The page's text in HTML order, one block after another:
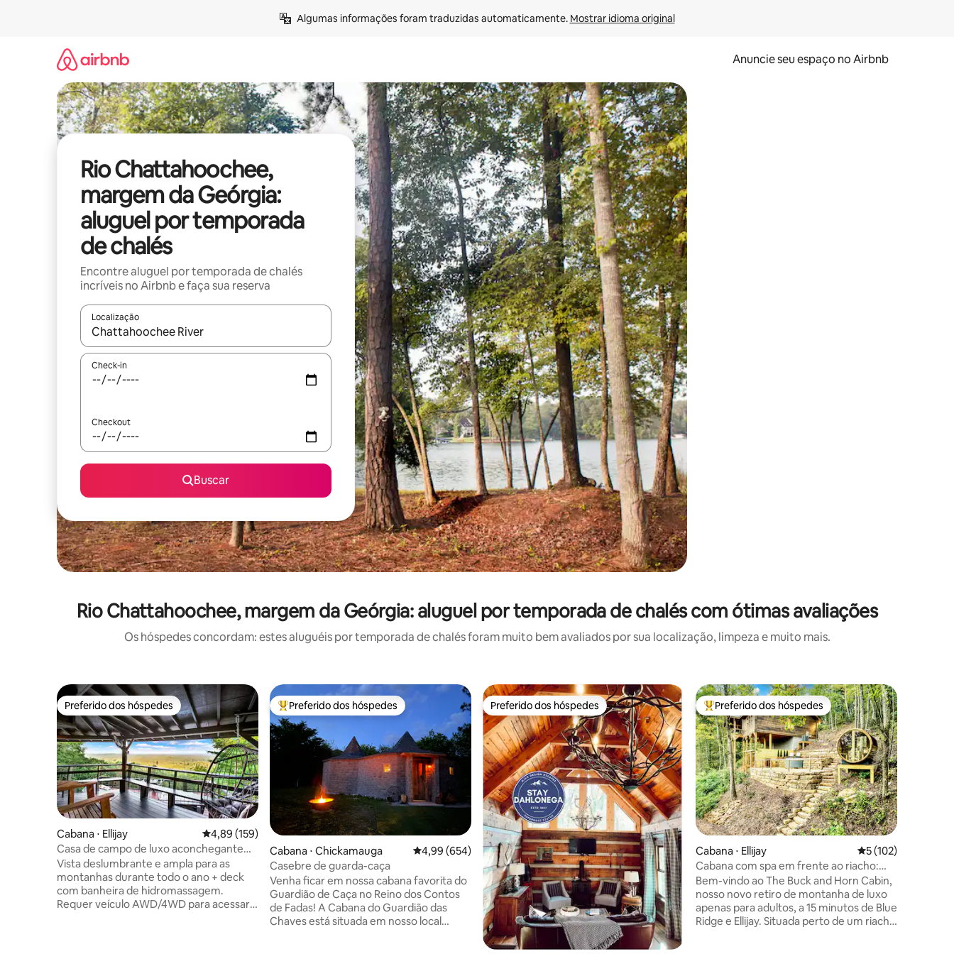
Algumas informações foram traduzidas automaticamente. Mostrar idioma original
Anuncie seu espaço no Airbnb
Rio Chattahoochee,
margem da Geórgia:
aluguel por temporada
de chalés
Encontre aluguel por temporada de chalés
incríveis no Airbnb e faça sua reserva
Localização
Quando os resultados estiverem disponíveis, explore-os usando as seta para cima e para baixo do teclado ou tocando e deslizando o dedo na tela.
Check-in
Checkout
Buscar
Rio Chattahoochee, margem da Geórgia: aluguel por temporada de chalés com ótimas avaliações
Os hóspedes concordam: estes aluguéis por temporada de chalés foram muito bem avaliados por sua localização, limpeza e muito mais.
Preferido dos hóspedes
Preferido dos hóspedes
Cabana ⋅ Ellijay 4,89 de uma avaliação média de 5, 159 avaliações
4,89 (159)
Casa de campo de luxo aconchegante
com vista deslumbrante
Vista deslumbrante e ampla para as
montanhas durante todo o ano + deck
com banheira de hidromassagem.
Requer veículo AWD/4WD para acessar.
Entre os melhores preferidos dos hóspedes
Preferido dos hóspedes
Cabana ⋅ Chickamauga 4,99 de uma avaliação média de 5, 654 avaliações
4,99 (654)
Casebre de guarda-caça
Venha ficar em nossa cabana favorita do
Guardião de Caça no Reino dos Contos
de Fadas! A Cabana do Guardião das
Chaves está situada em nosso local
Preferido dos hóspedes
Preferido dos hóspedes Entre os melhores preferidos dos hóspedes
Preferido dos hóspedes
Cabana ⋅ Ellijay 5 de uma avaliação
5 (102)
Cabana com spa em frente ao riacho:
banheira de hidromassagem, mergulho
frio, sauna
Bem-vindo ao The Buck and Horn Cabin,
nosso novo retiro de montanha de luxo
apenas para adultos, a 15 minutos de Blue
Ridge e Ellijay. Situada perto de um riacho